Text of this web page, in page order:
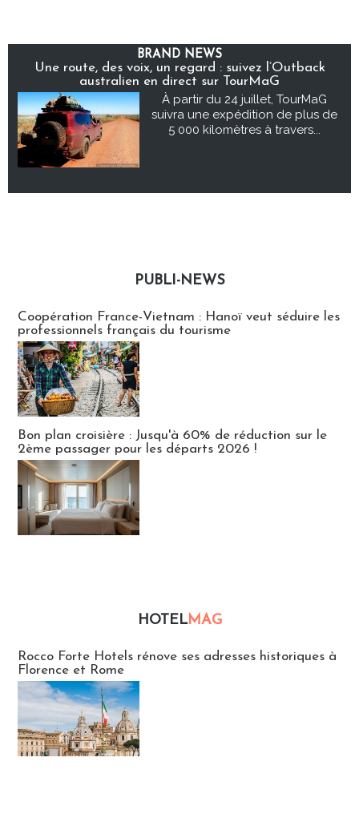
BRAND NEWS
Une route, des voix, un regard : suivez l’Outback
australien en direct sur TourMaG
À partir du 24 juillet, TourMaG
suivra une expédition de plus de
5 000 kilomètres à travers...
PUBLI-NEWS
Coopération France-Vietnam : Hanoï veut séduire les
professionnels français du tourisme
Bon plan croisière : Jusqu'à 60% de réduction sur le
2ème passager pour les départs 2026 !
HOTELMAG
Rocco Forte Hotels rénove ses adresses historiques à
Florence et Rome